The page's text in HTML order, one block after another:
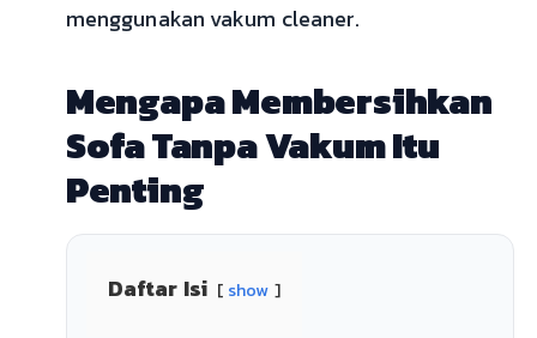
menggunakan vakum cleaner.
Mengapa Membersihkan
Sofa Tanpa Vakum Itu
Penting
Daftar Isi show